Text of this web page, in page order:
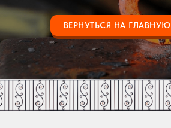
ВЕРНУТЬСЯ НА ГЛАВНУЮ